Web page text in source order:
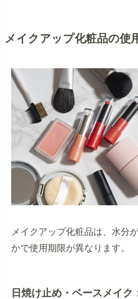
メイクアップ化粧品の使
メイクアップ化粧品は、水分
かで使用期限が異なります。
日焼け止め・ベースメイク